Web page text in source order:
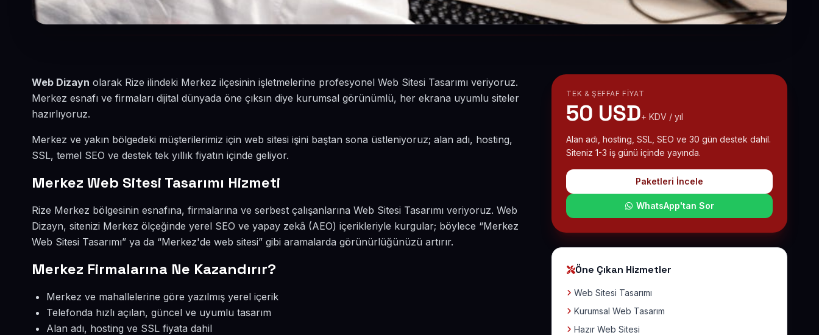
Web Dizayn olarak Rize ilindeki Merkez ilçesinin işletmelerine profesyonel Web Sitesi Tasarımı veriyoruz.
Merkez esnafı ve firmaları dijital dünyada öne çıksın diye kurumsal görünümlü, her ekrana uyumlu siteler
hazırlıyoruz.
Merkez ve yakın bölgedeki müşterilerimiz için web sitesi işini baştan sona üstleniyoruz; alan adı, hosting,
SSL, temel SEO ve destek tek yıllık fiyatın içinde geliyor.
Merkez Web Sitesi Tasarımı Hizmeti
Rize Merkez bölgesinin esnafına, firmalarına ve serbest çalışanlarına Web Sitesi Tasarımı veriyoruz. Web
Dizayn, sitenizi Merkez ölçeğinde yerel SEO ve yapay zekâ (AEO) içerikleriyle kurgular; böylece “Merkez
Web Sitesi Tasarımı” ya da “Merkez'de web sitesi” gibi aramalarda görünürlüğünüzü artırır.
Merkez Firmalarına Ne Kazandırır?
Merkez ve mahallelerine göre yazılmış yerel içerik
Telefonda hızlı açılan, güncel ve uyumlu tasarım
Alan adı, hosting ve SSL fiyata dahil
TEK & ŞEFFAF FIYAT
50 USD+ KDV / yıl
Alan adı, hosting, SSL, SEO ve 30 gün destek dahil.
Siteniz 1-3 iş günü içinde yayında.
Paketleri İncele
WhatsApp'tan Sor
Öne Çıkan Hizmetler
Web Sitesi Tasarımı
Kurumsal Web Tasarım
Hazır Web Sitesi